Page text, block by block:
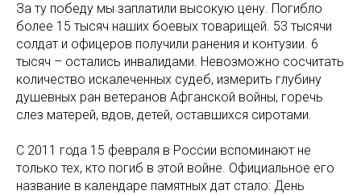
За ту победу мы заплатили высокую цену. Погибло
более 15 тысяч наших боевых товарищей. 53 тысячи
солдат и офицеров получили ранения и контузии. 6
тысяч – остались инвалидами. Невозможно сосчитать
количество искалеченных судеб, измерить глубину
душевных ран ветеранов Афганской войны, горечь
слез матерей, вдов, детей, оставшихся сиротами.
С 2011 года 15 февраля в России вспоминают не
только тех, кто погиб в этой войне. Официальное его
название в календаре памятных дат стало: День